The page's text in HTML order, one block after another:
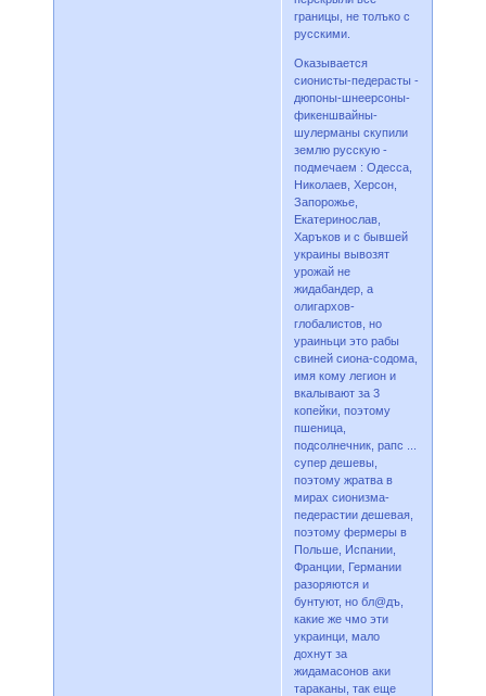
границы, не толъко с
русскими.
Оказывается
сионисты-педерасты -
дюпоны-шнеерсоны-
фикеншвайны-
шулерманы скупили
землю русскую -
подмечаем : Одесса,
Николаев, Херсон,
Запорожье,
Екатеринослав,
Харъков и с бывшей
украины вывозят
урожай не
жидабандер, а
олигархов-
глобалистов, но
ураиньци это рабы
свиней сиона-содома,
имя кому легион и
вкалывают за 3
копейки, поэтому
пшеница,
подсолнечник, рапс ...
супер дешевы,
поэтому жратва в
мирах сионизма-
педерастии дешевая,
поэтому фермеры в
Польше, Испании,
Франции, Германии
разоряются и
бунтуют, но бл@дъ,
какие же чмо эти
украинци, мало
дохнут за
жидамасонов аки
тараканы, так еще